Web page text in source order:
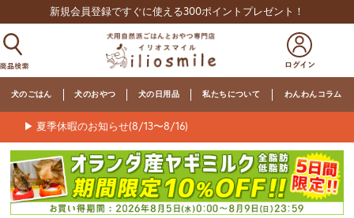
新規会員登録ですぐに使える300ポイントプレゼント！
犬のごはん 犬のおやつ 犬の日用品 私たちについて わんわんコラム
▶ 夏季休暇のお知らせ(8/13〜8/16)